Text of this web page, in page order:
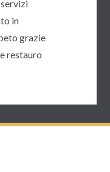
in
grazie
restauro